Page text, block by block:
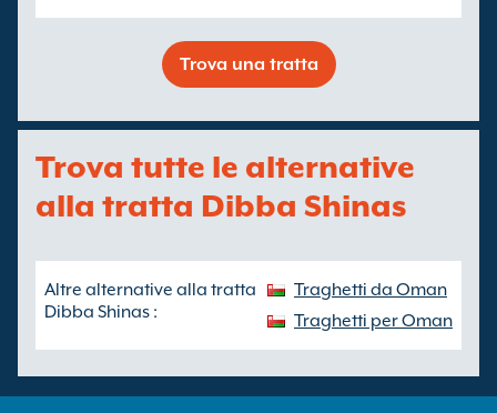
Trova una tratta
Trova tutte le alternative
alla tratta Dibba Shinas
Altre alternative alla tratta
Dibba Shinas :
Traghetti da Oman
Traghetti per Oman